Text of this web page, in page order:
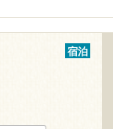
宿泊